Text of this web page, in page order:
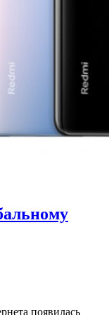
появилась